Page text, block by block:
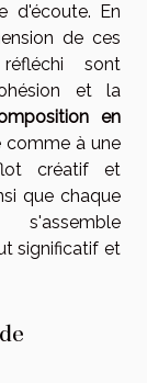
d'écoute. En
de ces
sont
et la
en
comme à une
créatif et
que chaque
significatif et